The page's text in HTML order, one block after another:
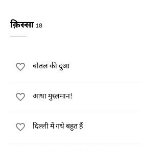
क़िस्सा 18
बोतल की दुआ
आधा मुस्लमान!
दिल्ली में गधे बहुत हैं